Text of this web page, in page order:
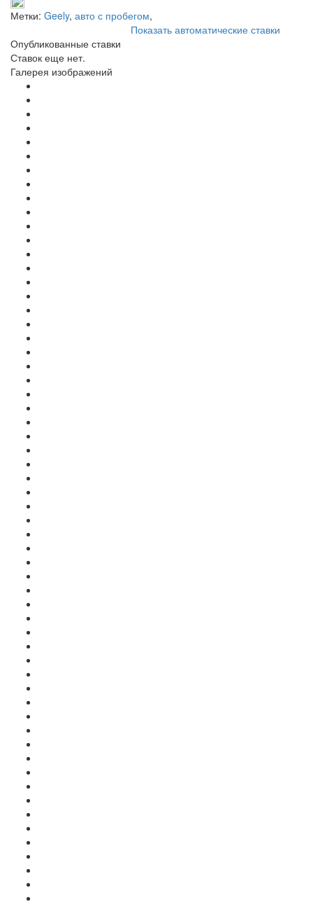
Метки: Geely, авто с пробегом,
Показать автоматические ставки
Опубликованные ставки
Ставок еще нет.
Галерея изображений